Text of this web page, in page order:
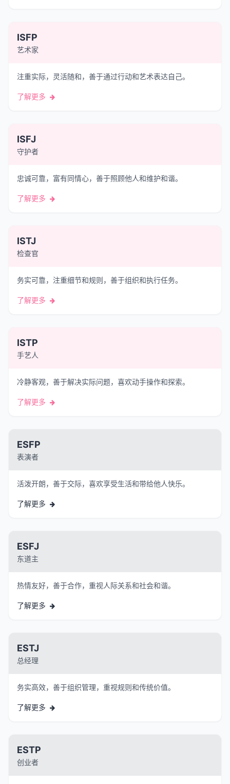
ISFP
艺术家
注重实际，灵活随和，善于通过行动和艺术表达自己。
了解更多
ISFJ
守护者
忠诚可靠，富有同情心，善于照顾他人和维护和谐。
了解更多
ISTJ
检查官
务实可靠，注重细节和规则，善于组织和执行任务。
了解更多
ISTP
手艺人
冷静客观，善于解决实际问题，喜欢动手操作和探索。
了解更多
ESFP
表演者
活泼开朗，善于交际，喜欢享受生活和带给他人快乐。
了解更多
ESFJ
东道主
热情友好，善于合作，重视人际关系和社会和谐。
了解更多
ESTJ
总经理
务实高效，善于组织管理，重视规则和传统价值。
了解更多
ESTP
创业者